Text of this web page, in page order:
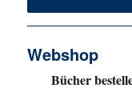
Webshop
Bücher